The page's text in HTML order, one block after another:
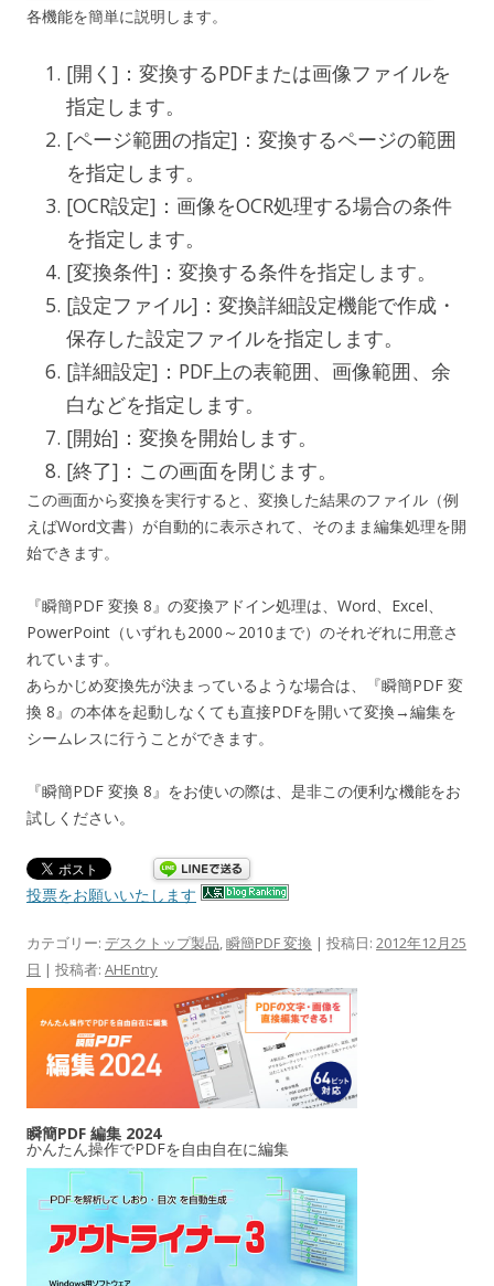
各機能を簡単に説明します。
[開く]：変換するPDFまたは画像ファイルを
指定します。
[ページ範囲の指定]：変換するページの範囲
を指定します。
[OCR設定]：画像をOCR処理する場合の条件
を指定します。
[変換条件]：変換する条件を指定します。
[設定ファイル]：変換詳細設定機能で作成・
保存した設定ファイルを指定します。
[詳細設定]：PDF上の表範囲、画像範囲、余
白などを指定します。
[開始]：変換を開始します。
[終了]：この画面を閉じます。
この画面から変換を実行すると、変換した結果のファイル（例
えばWord文書）が自動的に表示されて、そのまま編集処理を開
始できます。
『瞬簡PDF 変換 8』の変換アドイン処理は、Word、Excel、
PowerPoint（いずれも2000～2010まで）のそれぞれに用意さ
れています。
あらかじめ変換先が決まっているような場合は、『瞬簡PDF 変
換 8』の本体を起動しなくても直接PDFを開いて変換→編集を
シームレスに行うことができます。
『瞬簡PDF 変換 8』をお使いの際は、是非この便利な機能をお
試しください。
投票をお願いいたします
カテゴリー: デスクトップ製品,瞬簡PDF 変換 | 投稿日: 2012年12月25
日 | 投稿者: AHEntry
瞬簡PDF 編集 2024
かんたん操作でPDFを自由自在に編集